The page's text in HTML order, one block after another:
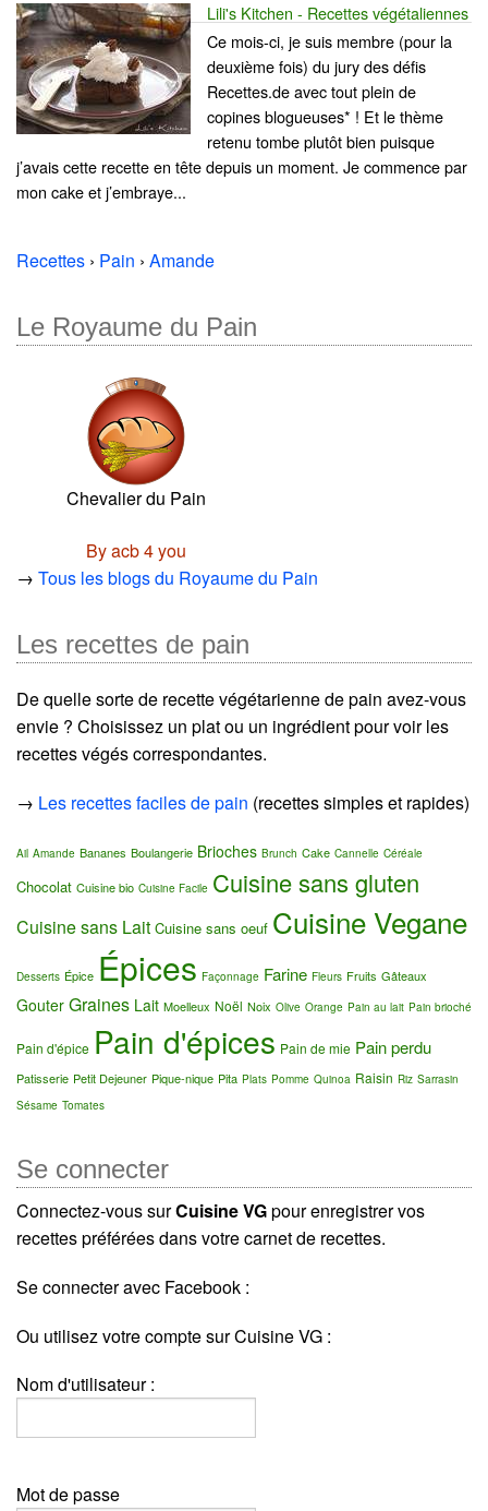
Lili's Kitchen - Recettes végétaliennes
Ce mois-ci, je suis membre (pour la
deuxième fois) du jury des défis
Recettes.de avec tout plein de
copines blogueuses* ! Et le thème
retenu tombe plutôt bien puisque
j’avais cette recette en tête depuis un moment. Je commence par
mon cake et j’embraye...
Recettes › Pain › Amande
Le Royaume du Pain
Chevalier du Pain
By acb 4 you
→ Tous les blogs du Royaume du Pain
Les recettes de pain
De quelle sorte de recette végétarienne de pain avez-vous
envie ? Choisissez un plat ou un ingrédient pour voir les
recettes végés correspondantes.
→ Les recettes faciles de pain (recettes simples et rapides)
Ail Amande Bananes Boulangerie Brioches Brunch Cake Cannelle Céréale
Chocolat Cuisine bio Cuisine Facile Cuisine sans gluten
Cuisine sans Lait Cuisine sans oeuf Cuisine Vegane
Desserts Épice Épices Façonnage Farine Fleurs Fruits Gâteaux
Gouter Graines Lait Moelleux Noël Noix Olive Orange Pain au lait Pain brioché
Pain d'épice Pain d'épices Pain de mie Pain perdu
Patisserie Petit Dejeuner Pique-nique Pita Plats Pomme Quinoa Raisin Riz Sarrasin
Sésame Tomates
Se connecter
Connectez-vous surCuisine VGpour enregistrer vos
recettes préférées dans votre carnet de recettes.
Se connecter avec Facebook :
Ou utilisez votre compte sur Cuisine VG :
Nom d'utilisateur :
Mot de passe